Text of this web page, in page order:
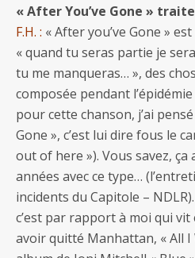
« After You’ve Gone »
F.H. : « After you’ve Gone »
« quand tu seras partie je
tu me manqueras… », des
composée pendant
pour cette chanson, j’ai
Gone », c’est lui dire fous le
out of here »). Vous savez,
années avec ce type…
incidents du Capitole –
c’est par rapport à moi qui
avoir quitté Manhattan, « All